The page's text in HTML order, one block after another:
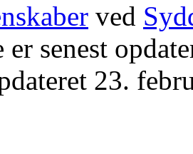
ved
er senest
23.